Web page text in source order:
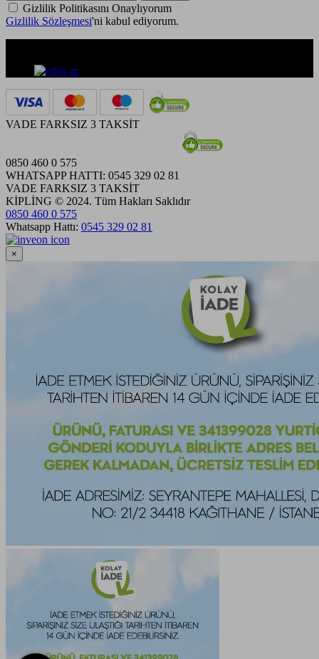
Gizlilik Politikasını Onaylıyorum
Gizlilik Sözleşmesi'ni kabul ediyorum.
VADE FARKSIZ 3 TAKSİT
0850 460 0 575
WHATSAPP HATTI: 0545 329 02 81
VADE FARKSIZ 3 TAKSİT
KİPLİNG © 2024. Tüm Hakları Saklıdır
0850 460 0 575
Whatsapp Hattı: 0545 329 02 81
×